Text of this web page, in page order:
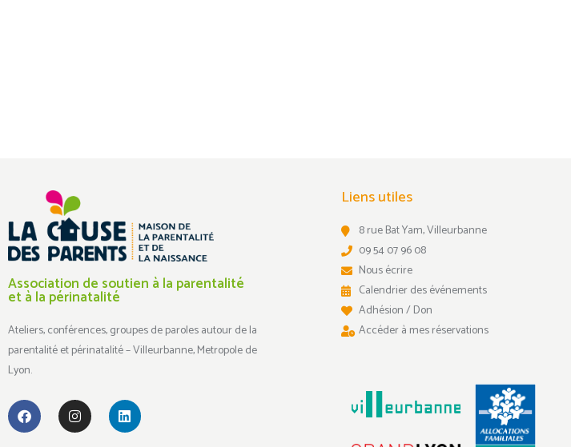
Association de soutien à la parentalité
et à la périnatalité
Ateliers, conférences, groupes de paroles autour de la
parentalité et périnatalité – Villeurbanne, Metropole de
Lyon.
Liens utiles
8 rue Bat Yam, Villeurbanne
09 54 07 96 08
Nous écrire
Calendrier des événements
Adhésion / Don
Accéder à mes réservations